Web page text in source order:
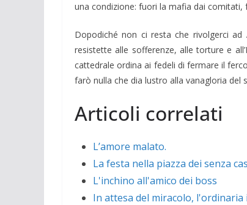
una condizione: fuori la mafia dai comitati,
Dopodiché non ci resta che rivolgerci
resistette alle sofferenze, alle torture e
cattedrale ordina ai fedeli di fermare il
farò nulla che dia lustro alla vanagloria del
Articoli correlati
L’amore malato.
La festa nella piazza dei senza
L'inchino all'amico dei boss
In attesa del miracolo, l'ordinaria